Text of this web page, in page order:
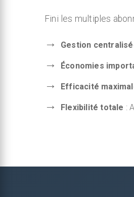
Fini les multiples
Gestion
Économies
Efficacité
Flexibilité totale :